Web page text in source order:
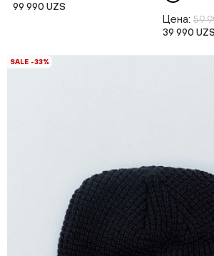
99 990 UZS
Цена: 59
39 990 UZS
SALE -33%